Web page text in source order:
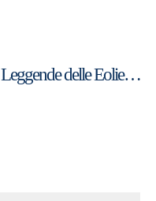
Leggende delle Eolie…